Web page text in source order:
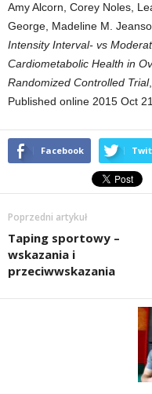
Amy Alcorn, Corey Noles,
George, Madeline M.
Intensity Interval- vs
Cardiometabolic Health in
Randomized Controlled Trial,
Published online 2015 Oct
Facebook
Poprzedni artykuł
Taping sportowy –
wskazania i
przeciwwskazania